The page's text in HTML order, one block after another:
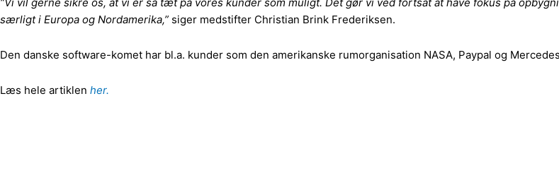
særligt i Europa og Nordamerika,” siger medstifter Christian Brink Frederiksen.
Den danske software-komet har bl.a. kunder som den amerikanske rumorganisation NASA, Paypal og
Læs hele artiklen her.